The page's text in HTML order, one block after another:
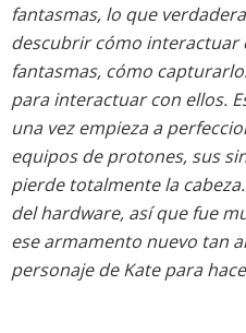
fantasmas, lo que
descubrir cómo interactuar
fantasmas, cómo
para interactuar con ellos.
una vez empieza a
equipos de protones, sus
pierde totalmente la
del hardware, así que fue
ese armamento nuevo tan
personaje de Kate para